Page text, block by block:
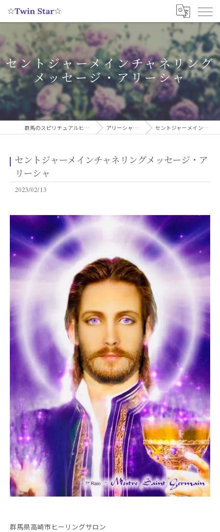
セントジャーメインチャネリング
メッセージ・アリーシャ
群馬のスピリチュアルヒーリングサロンなら実績多数の☆Twin Star☆ アリーシャのスピリチュアルブログ セントジャーメインチャネリングメッセージ・アリーシャ
セントジャーメインチャネリングメッセージ・ア
リーシャ
2023/02/13
群馬県高崎市ヒーリングサロン